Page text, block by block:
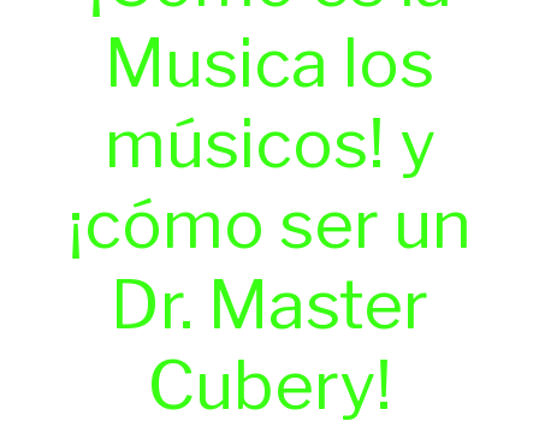
Musica los
músicos! y
¡cómo ser un
Dr. Master
Cubery!